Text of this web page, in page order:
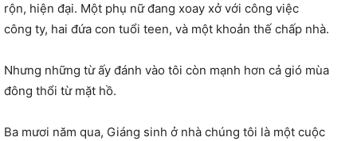
rộn, hiện đại. Một phụ nữ đang xoay xở với công việc
công ty, hai đứa con tuổi teen, và một khoản thế chấp nhà.
Nhưng những từ ấy đánh vào tôi còn mạnh hơn cả gió mùa
đông thổi từ mặt hồ.
Ba mươi năm qua, Giáng sinh ở nhà chúng tôi là một cuộc